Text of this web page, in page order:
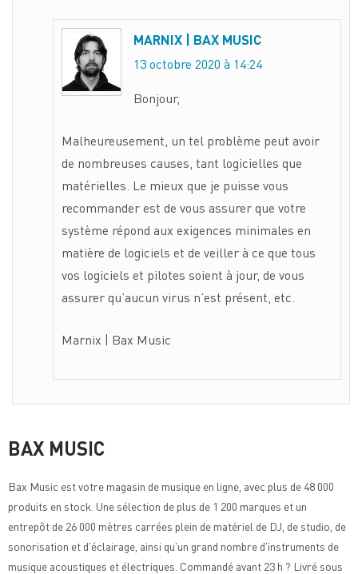
MARNIX | BAX MUSIC
13 octobre 2020 à 14:24
Bonjour,
Malheureusement, un tel problème peut avoir
de nombreuses causes, tant logicielles que
matérielles. Le mieux que je puisse vous
recommander est de vous assurer que votre
système répond aux exigences minimales en
matière de logiciels et de veiller à ce que tous
vos logiciels et pilotes soient à jour, de vous
assurer qu’aucun virus n’est présent, etc.
Marnix | Bax Music
BAX MUSIC
Bax Music est votre magasin de musique en ligne, avec plus de 48 000
produits en stock. Une sélection de plus de 1 200 marques et un
entrepôt de 26 000 mètres carrées plein de matériel de DJ, de studio, de
sonorisation et d'éclairage, ainsi qu'un grand nombre d'instruments de
musique acoustiques et électriques. Commandé avant 23 h ? Livré sous